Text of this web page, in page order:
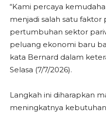
“Kami percaya
menjadi salah satu
pertumbuhan sektor
peluang ekonomi baru
kata Bernard dalam
Selasa (7/7/2026).
Langkah ini diharapkan
meningkatnya